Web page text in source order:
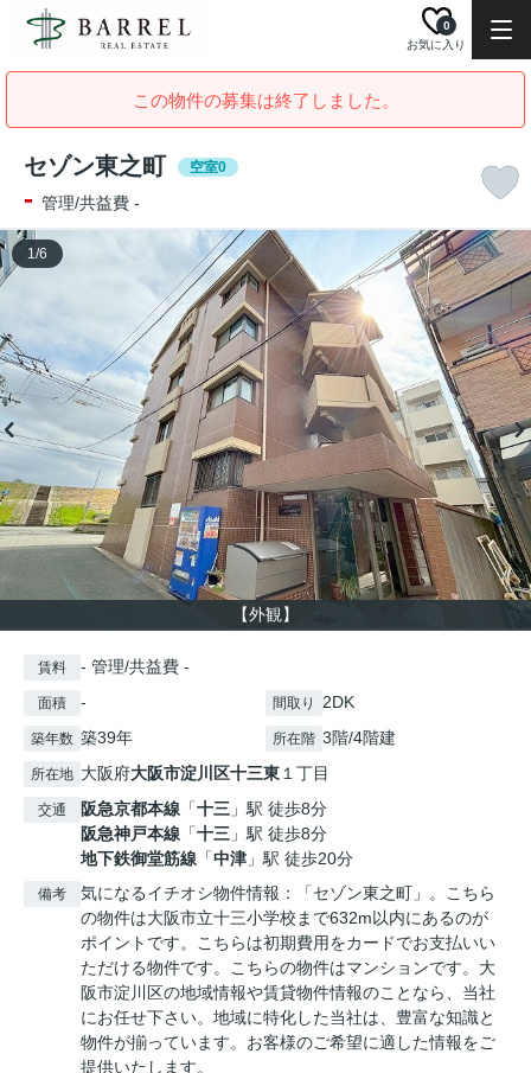
お気に入り
0
この物件の募集は終了しました。
セゾン東之町 空室0
- 管理/共益費 -
【外観】
1/6
賃料 - 管理/共益費 -
面積 - 間取り 2DK
築年数 築39年 所在階 3階/4階建
所在地 大阪府大阪市淀川区十三東１丁目
交通 阪急京都本線 「十三 」駅 徒歩8分
阪急神戸本線 「十三 」駅 徒歩8分
地下鉄御堂筋線 「中津 」駅 徒歩20分
備考
気になるイチオシ物件情報：「セゾン東之町」。こちら
の物件は大阪市立十三小学校まで632m以内にあるのが
ポイントです。こちらは初期費用をカードでお支払いい
ただける物件です。こちらの物件はマンションです。大
阪市淀川区の地域情報や賃貸物件情報のことなら、当社
にお任せ下さい。地域に特化した当社は、豊富な知識と
物件が揃っています。お客様のご希望に適した情報をご
提供いたします。